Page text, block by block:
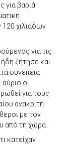
για βαριά
χιλιάδων
για τις
ζήτησε και
συνέπεια
οι
για τους
ανακριτή
με τον
από τη χώρα.
κατείχαν